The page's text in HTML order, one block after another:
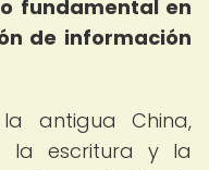
fundamental en
de información
antigua China,
la escritura y la